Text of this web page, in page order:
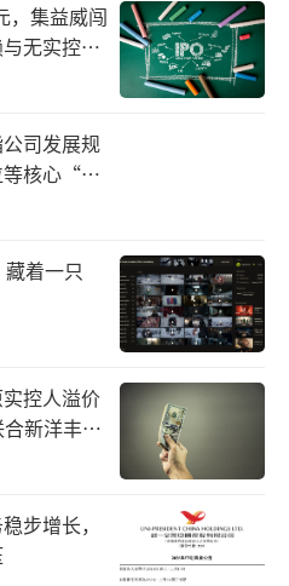
威士忌厂家积极接
变就会死。”
实起来得很明显，现
销商和终端商都用其
商杨程（化名）也证
额的广东市场，福建的
酒业家获悉，得益于靠
，福建早在二十多年前
餐桌的传统，近年来
动下发展迅猛，在厦
，集益威闯
无实控人
司发展规
等核心“痛
着一只
控人溢价
新洋丰、
步增长，